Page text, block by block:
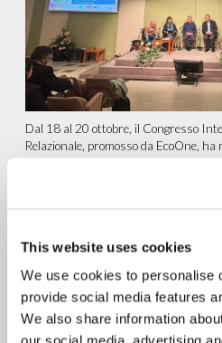
This website uses cookies
We use cookies to personalise
provide social media features
We also share information
Dal 18 al 20 ottobre, il Congresso
Relazionale, promosso da EcoOne,
a Castel Gandolfo (Roma) e Cordoba
Introduzione al
Formazione
“Progettazione